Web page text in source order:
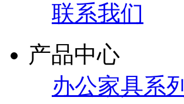
联系我们
产品中心
办公家具系列